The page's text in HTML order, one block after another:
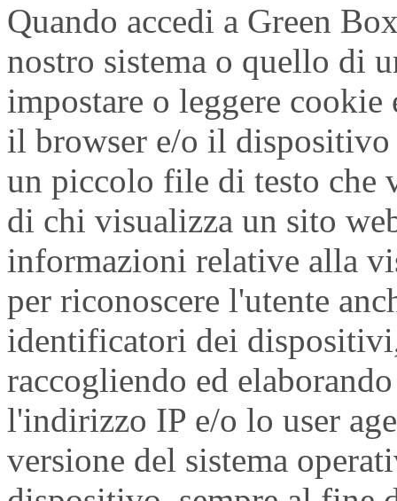
Quando accedi a Green
nostro sistema o quello di
impostare o leggere
il browser e/o il
un piccolo file di testo che
di chi visualizza un sito
informazioni relative alla
per riconoscere l'utente
identificatori dei
raccogliendo ed
l'indirizzo IP e/o lo user
versione del sistema